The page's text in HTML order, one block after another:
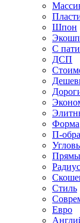
Шпон
С
ДСП
Форма
П-
Стиль
Евро